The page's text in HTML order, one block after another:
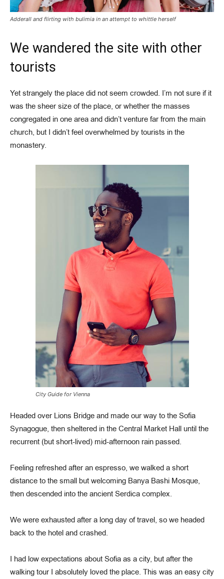
Adderall and flirting with bulimia in an attempt to whittle herself
We wandered the site with other
tourists
Yet strangely the place did not seem crowded. I’m not sure if it
was the sheer size of the place, or whether the masses
congregated in one area and didn’t venture far from the main
church, but I didn’t feel overwhelmed by tourists in the
monastery.
City Guide for Vienna
Headed over Lions Bridge and made our way to the Sofia
Synagogue, then sheltered in the Central Market Hall until the
recurrent (but short-lived) mid-afternoon rain passed.
Feeling refreshed after an espresso, we walked a short
distance to the small but welcoming Banya Bashi Mosque,
then descended into the ancient Serdica complex.
We were exhausted after a long day of travel, so we headed
back to the hotel and crashed.
I had low expectations about Sofia as a city, but after the
walking tour I absolutely loved the place. This was an easy city